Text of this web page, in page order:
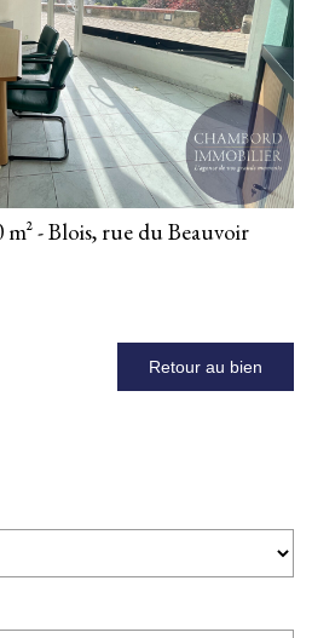
- Blois, rue du Beauvoir
Retour au bien